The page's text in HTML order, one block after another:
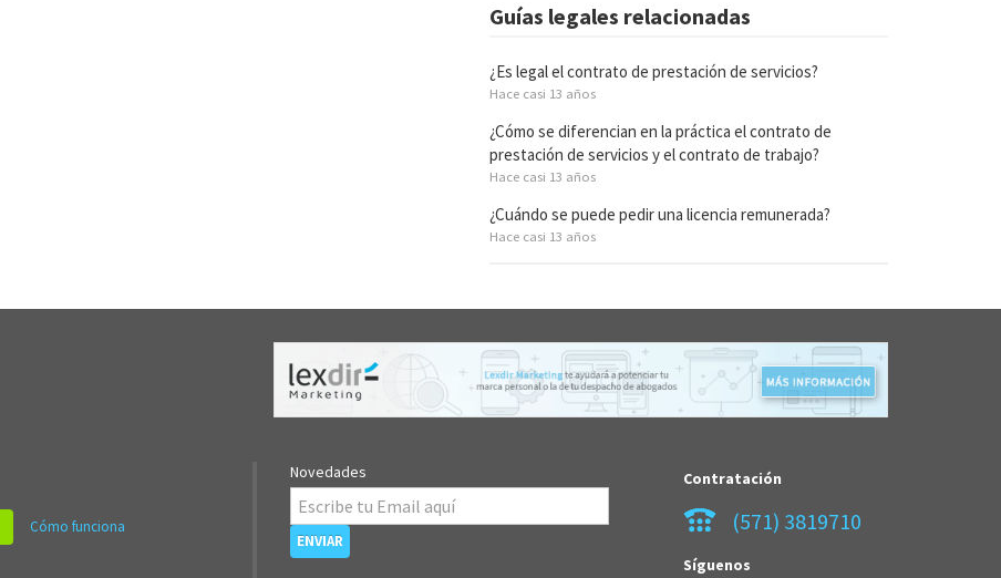
Guías legales relacionadas
¿Es legal el contrato de prestación de servicios?
Hace casi 13 años
¿Cómo se diferencian en la práctica el contrato de
prestación de servicios y el contrato de trabajo?
Hace casi 13 años
¿Cuándo se puede pedir una licencia remunerada?
Hace casi 13 años
Cómo funciona
Novedades Contratación
(571) 3819710
Síguenos